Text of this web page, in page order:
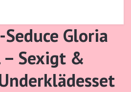
Gloria
Sexigt &